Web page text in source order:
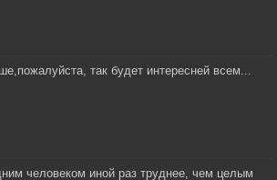
так будет интересней всем...
человеком иной раз труднее, чем целым